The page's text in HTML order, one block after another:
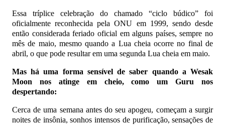
Essa tríplice celebração do chamado “ciclo búdico” foi
oficialmente reconhecida pela ONU em 1999, sendo desde
então considerada feriado oficial em alguns países, sempre no
mês de maio, mesmo quando a Lua cheia ocorre no final de
abril, o que pode resultar em uma segunda Lua cheia em maio.
Mas há uma forma sensível de saber quando a Wesak
Moon nos atinge em cheio, como um Guru nos
despertando:
Cerca de uma semana antes do seu apogeu, começam a surgir
noites de insônia, sonhos intensos de purificação, sensações de